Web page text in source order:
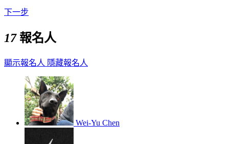
下一步
17報名人
顯示報名人 隱藏報名人
Wei-Yu Chen